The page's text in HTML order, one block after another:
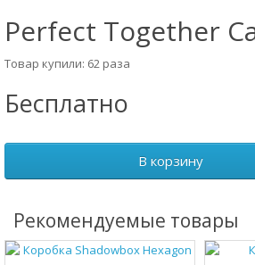
Perfect Together
Товар купили: 62 раза
Бесплатно
В корзину
Рекомендуемые товары